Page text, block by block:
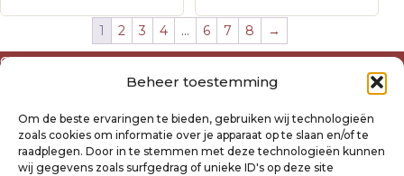
Beheer toestemming
Om de beste ervaringen te bieden, gebruiken wij technologieën
zoals cookies om informatie over je apparaat op te slaan en/of te
raadplegen. Door in te stemmen met deze technologieën kunnen
wij gegevens zoals surfgedrag of unieke ID's op deze site
1 2 3 4 … 6 7 8
→
Over ons
Algemene voorwaarden
Privacyverklaring Raysland
Cookiebeleid